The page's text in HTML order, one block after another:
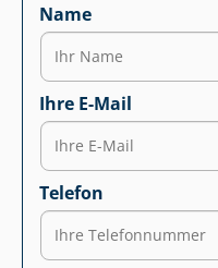
Name
Ihre E-Mail
Telefon